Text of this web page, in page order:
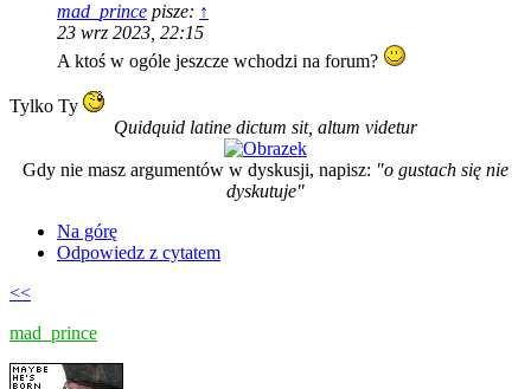
mad_prince pisze: ↑
23 wrz 2023, 22:15
A ktoś w ogóle jeszcze wchodzi na forum?
Tylko Ty
Quidquid latine dictum sit, altum videtur
Gdy nie masz argumentów w dyskusji, napisz: "o gustach się nie
dyskutuje"
Na górę
Odpowiedz z cytatem
<<
mad_prince